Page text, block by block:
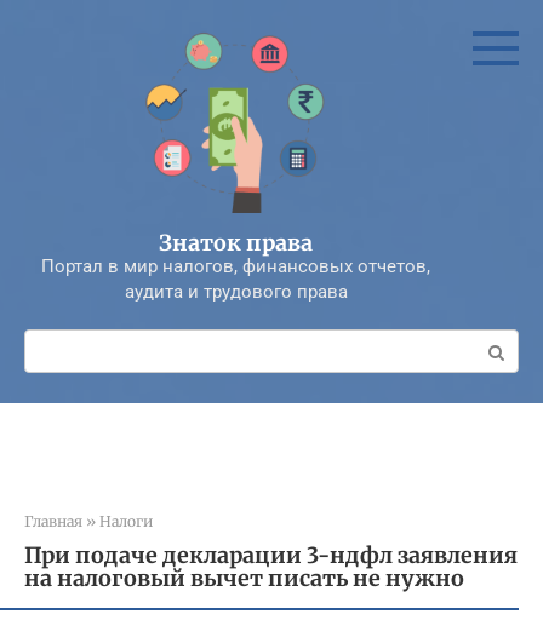
Знаток права
Портал в мир налогов, финансовых отчетов,
аудита и трудового права
Поиск:
Главная » Налоги
При подаче декларации 3-ндфл заявления
на налоговый вычет писать не нужно